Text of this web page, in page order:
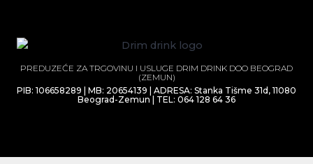
PREDUZEĆE ZA TRGOVINU I USLUGE DRIM DRINK DOO BEOGRAD
(ZEMUN)
PIB: 106658289 | MB: 20654139 | ADRESA: Stanka Tišme 31d, 11080
Beograd-Zemun | TEL: 064 128 64 36